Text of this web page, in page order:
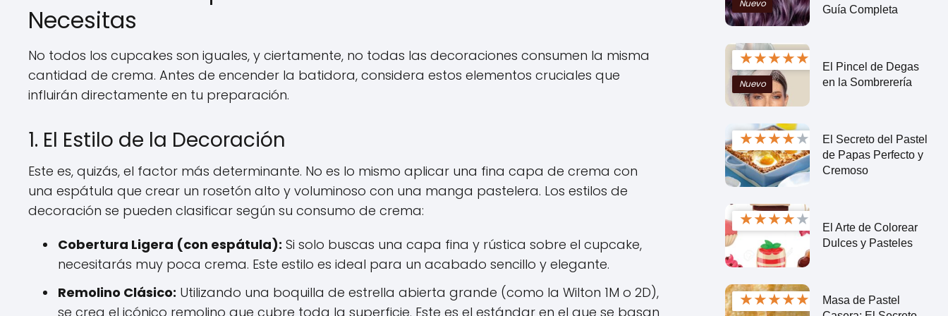
Necesitas
No todos los cupcakes son iguales, y ciertamente, no todas las decoraciones consumen la misma
cantidad de crema. Antes de encender la batidora, considera estos elementos cruciales que
influirán directamente en tu preparación.
1. El Estilo de la Decoración
Este es, quizás, el factor más determinante. No es lo mismo aplicar una fina capa de crema con
una espátula que crear un rosetón alto y voluminoso con una manga pastelera. Los estilos de
decoración se pueden clasificar según su consumo de crema:
Cobertura Ligera (con espátula): Si solo buscas una capa fina y rústica sobre el cupcake,
necesitarás muy poca crema. Este estilo es ideal para un acabado sencillo y elegante.
Remolino Clásico: Utilizando una boquilla de estrella abierta grande (como la Wilton 1M o 2D),
se crea el icónico remolino que cubre toda la superficie. Este es el estándar en el que se basan
Nuevo Guía Completa
★★★★★
Nuevo
El Pincel de Degas
en la Sombrerería
★★★★★
El Secreto del Pastel
de Papas Perfecto y
Cremoso
★★★★★
El Arte de Colorear
Dulces y Pasteles
★★★★★
Masa de Pastel